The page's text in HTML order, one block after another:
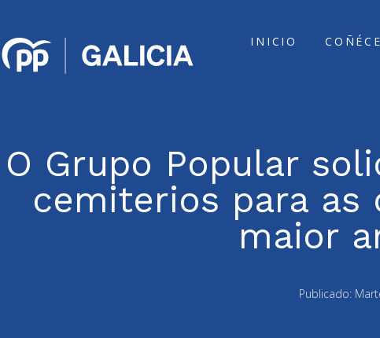
INICIO
O Grupo Popular
cemiterios para as
maior
Publicado: